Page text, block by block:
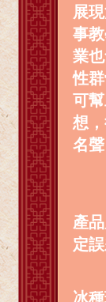
展
事
業
性
可
想
名聲
產
定
冰